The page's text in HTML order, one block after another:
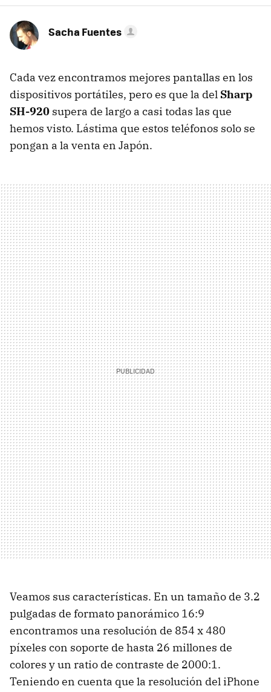
Sacha Fuentes
Cada vez encontramos mejores pantallas en los
dispositivos portátiles, pero es que la del Sharp
SH-920 supera de largo a casi todas las que
hemos visto. Lástima que estos teléfonos solo se
pongan a la venta en Japón.
Veamos sus características. En un tamaño de 3.2
pulgadas de formato panorámico 16:9
encontramos una resolución de 854 x 480
píxeles con soporte de hasta 26 millones de
colores y un ratio de contraste de 2000:1.
Teniendo en cuenta que la resolución del iPhone